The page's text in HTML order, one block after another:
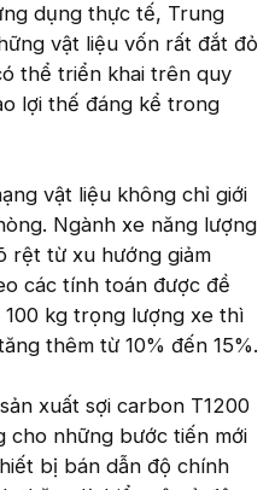
dụng thực tế, Trung
vật liệu vốn rất đắt đỏ
thể triển khai trên quy
lợi thế đáng kể trong
vật liệu không chỉ giới
Ngành xe năng lượng
rệt từ xu hướng giảm
các tính toán được đề
kg trọng lượng xe thì
thêm từ 10% đến 15%.
xuất sợi carbon T1200
cho những bước tiến mới
bị bán dẫn độ chính